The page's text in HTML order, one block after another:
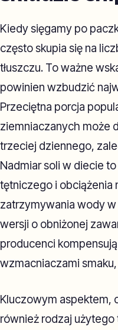
Kiedy sięgamy po
często skupia się na
tłuszczu. To ważne
powinien wzbudzić
Przeciętna porcja
ziemniaczanych może
trzeciej dziennego,
Nadmiar soli w diecie
tętniczego i obciążenia
zatrzymywania wody
wersji o obniżonej
producenci
wzmacniaczami
Kluczowym aspektem,
również rodzaj użytego